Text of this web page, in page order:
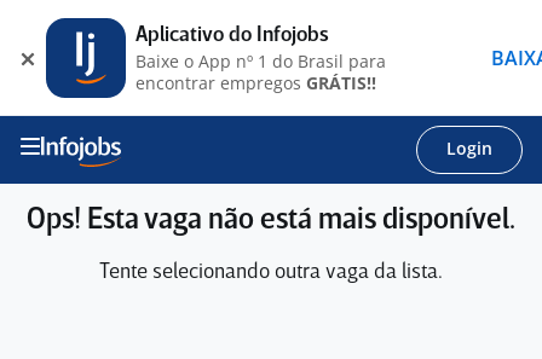
Login
Ops! Esta vaga não está mais disponível.
Tente selecionando outra vaga da lista.
Aplicativo do Infojobs
Baixe o App nº 1 do Brasil para
encontrar empregos GRÁTIS!!